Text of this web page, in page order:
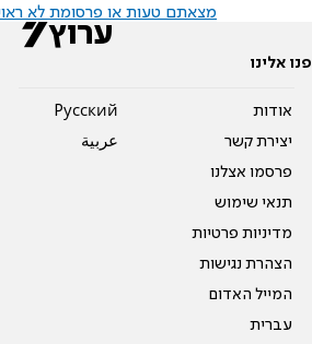
מצאתם טעות או פרסומת לא
פנו אלינו
אודות
יצירת קשר
פרסמו אצלנו
תנאי שימוש
מדיניות פרטיות
הצהרת נגישות
המייל האדום
עברית
Pусский
عربية